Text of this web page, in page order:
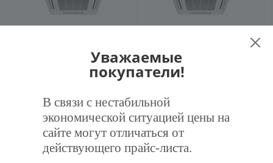
потолочного кондиционера
В корзину
Экран Джет 800х800 мм для
потолочного кондиционера
2 120
В корзину
Уважаемые
покупатели!
В связи с нестабильной
экономической ситуацией цены на
сайте могут отличаться от
действующего прайс-листа.